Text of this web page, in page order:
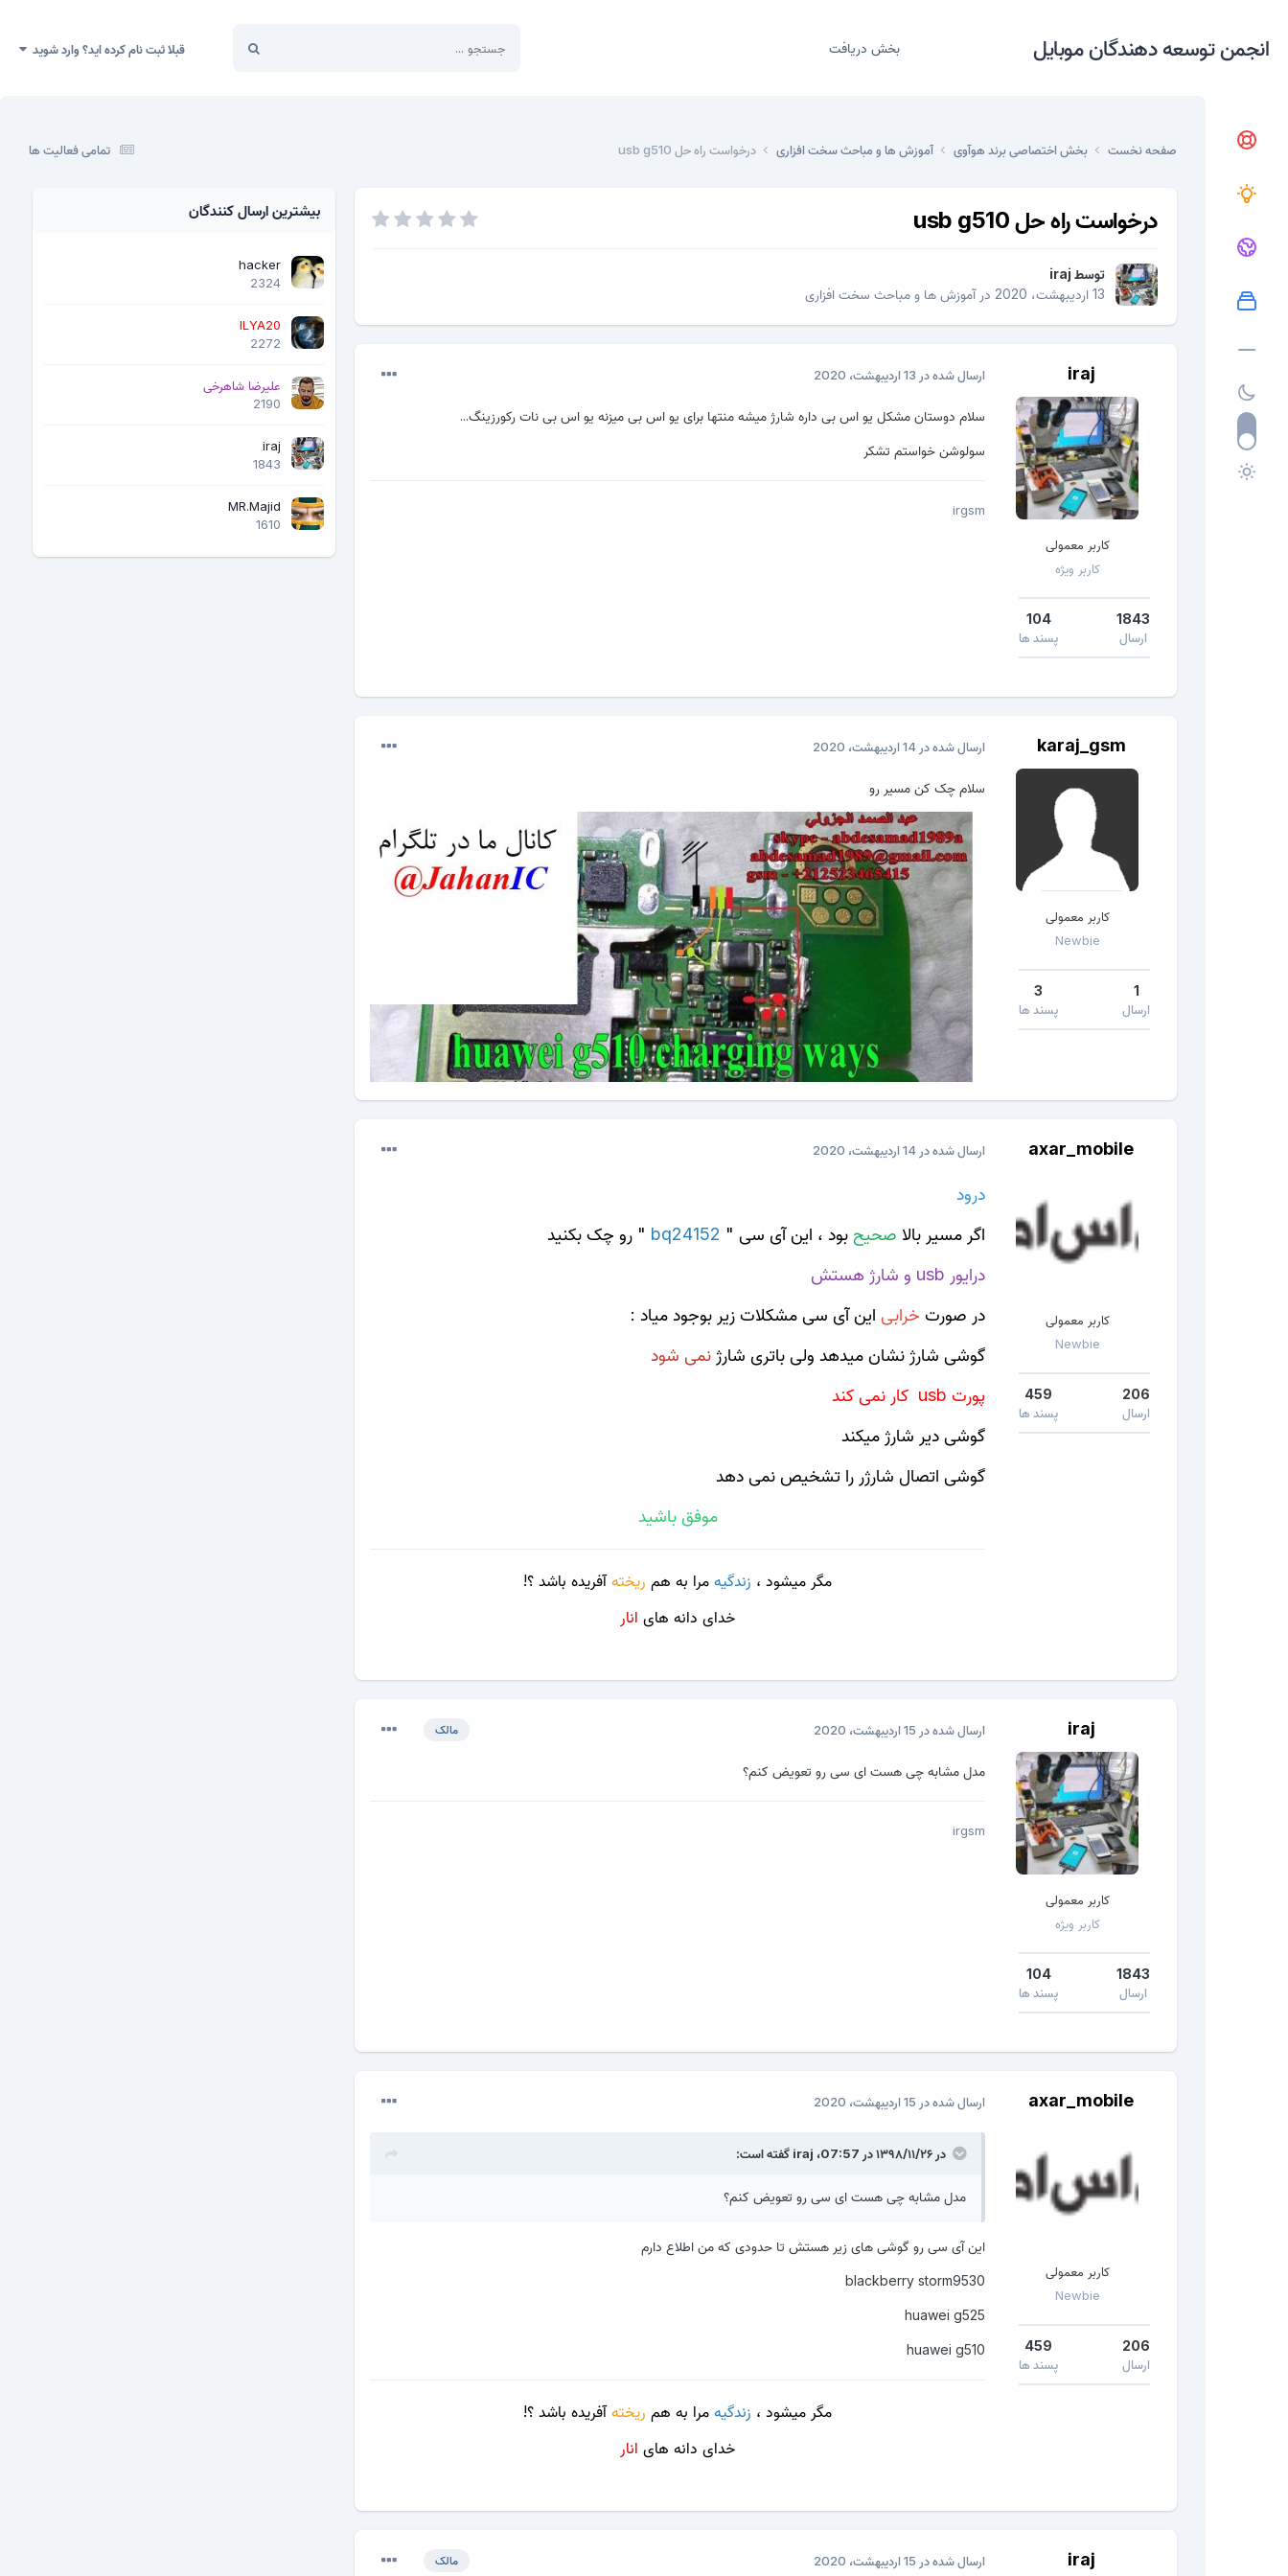
انجمن توسعه دهندگان موبایل بخش دریافت قبلا ثبت نام کرده اید؟ وارد شوید
تمامی فعالیت ها صفحه نخست بخش اختصاصی برند هوآوی آموزش ها و مباحث سخت افزاری درخواست راه حل usb g510
درخواست راه حل usb g510
توسط iraj
13 اردیبهشت، 2020
درآموزش ها و مباحث سخت افزاری
iraj
کاربر معمولی
کاربر ویژه
1843
ارسال
104
پسند ها
ارسال شده در 13 اردیبهشت، 2020
سلام دوستان مشکل یو اس بی داره شارژ میشه منتها برای یو اس بی میزنه یو اس بی نات رکورزینگ...
سولوشن خواستم تشکر
irgsm
karaj_gsm
کاربر معمولی
Newbie
1
ارسال
3
پسند ها
ارسال شده در 14 اردیبهشت، 2020
سلام چک کن مسیر رو
axar_mobile
کاربر معمولی
Newbie
206
ارسال
459
پسند ها
ارسال شده در 14 اردیبهشت، 2020
درود
اگر مسیر بالا صحیح بود ، این آی سی " bq24152 " رو چک بکنید
درایور usb و شارژ هستش
در صورت خرابی این آی سی مشکلات زیر بوجود میاد :
گوشی شارژ نشان میدهد ولی باتری شارژ نمی شود
پورت usb کار نمی کند
گوشی دیر شارژ میکند
گوشی اتصال شارژر را تشخیص نمی دهد
موفق باشید
مگر میشود ، زندگیه مرا به هم ریختهآفریده باشد ؟!
خدای دانه های انار
iraj
کاربر معمولی
کاربر ویژه
1843
ارسال
104
پسند ها
مالک ارسال شده در 15 اردیبهشت، 2020
مدل مشابه چی هست ای سی رو تعویض کنم؟
irgsm
axar_mobile
کاربر معمولی
Newbie
206
ارسال
459
پسند ها
ارسال شده در 15 اردیبهشت، 2020
در ۱۳۹۸/۱۱/۲۶ در 07:57، iraj گفته است:
مدل مشابه چی هست ای سی رو تعویض کنم؟
این آی سی رو گوشی های زیر هستش تا حدودی که من اطلاع دارم
blackberry storm9530
huawei g525
huawei g510
مگر میشود ، زندگیه مرا به هم ریختهآفریده باشد ؟!
خدای دانه های انار
iraj مالک ارسال شده در 15 اردیبهشت، 2020
بیشترین ارسال کنندگان
hacker
2324
ILYA20
2272
علیرضا شاهرخی
2190
iraj
1843
MR.Majid
1610